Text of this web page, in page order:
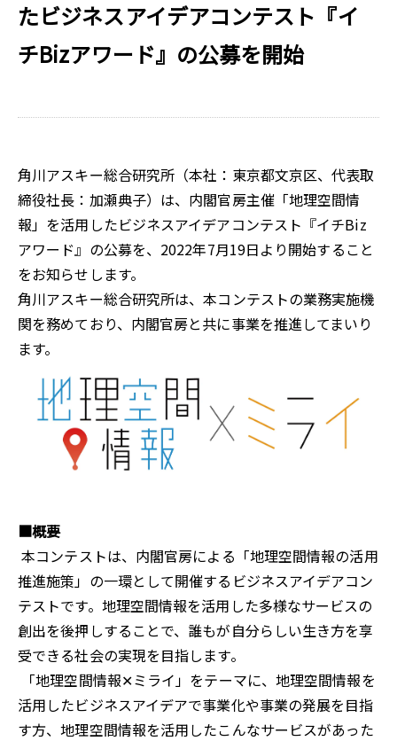
たビジネスアイデアコンテスト『イ
チBizアワード』の公募を開始
角川アスキー総合研究所（本社：東京都文京区、代表取
締役社長：加瀬典子）は、内閣官房主催「地理空間情
報」を活用したビジネスアイデアコンテスト『イチBiz
アワード』の公募を、2022年7月19日より開始すること
をお知らせします。
角川アスキー総合研究所は、本コンテストの業務実施機
関を務めており、内閣官房と共に事業を推進してまいり
ます。
■概要
本コンテストは、内閣官房による「地理空間情報の活用
推進施策」の一環として開催するビジネスアイデアコン
テストです。地理空間情報を活用した多様なサービスの
創出を後押しすることで、誰もが自分らしい生き方を享
受できる社会の実現を目指します。
「地理空間情報✕ミライ」をテーマに、地理空間情報を
活用したビジネスアイデアで事業化や事業の発展を目指
す方、地理空間情報を活用したこんなサービスがあった